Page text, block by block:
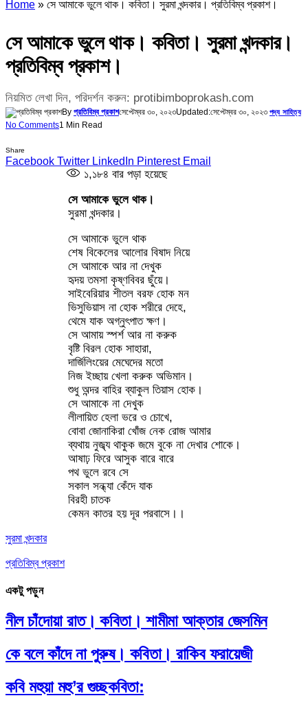
Home » সে আমাকে ভুলে থাক। কবিতা। সুরমা খন্দকার। প্রতিবিম্ব প্রকাশ।
সে আমাকে ভুলে থাক। কবিতা। সুরমা খন্দকার।
প্রতিবিম্ব প্রকাশ।
নিয়মিত লেখা দিন, পরিদর্শন করুন: protibimboprokash.com
By প্রতিবিম্ব প্রকাশসেপ্টেম্বর ৩০, ২০২৩Updated:সেপ্টেম্বর ৩০, ২০২৩ পদ্য সাহিত্য
No Comments1 Min Read
Share
Facebook Twitter LinkedIn Pinterest Email
১,১৮৪ বার পড়া হয়েছে
সে আমাকে ভুলে থাক।
সুরমা খন্দকার।
সে আমাকে ভুলে থাক
শেষ বিকেলের আলোর বিষাদ নিয়ে
সে আমাকে আর না দেখুক
হৃদয় তমসা কৃষ্ণবিবর ছুঁয়ে।
সাইবেরিয়ার শীতল বরফ হোক মন
ভিসুভিয়াস না হোক শরীরে দেহে,
থেমে যাক অগ্নুৎপাত ক্ষণ।
সে আমায় স্পর্শ আর না করুক
বৃষ্টি বিরল হোক সাহারা,
দার্জিলিংয়ের মেঘেদের মতো
নিজ ইচ্ছায় খেলা করুক অভিমান।
শুধু অন্দর বাহির ব্যাকুল তিয়াস হোক।
সে আমাকে না দেখুক
লীলায়িত হেলা ভরে ও চোখে,
বোবা জোনাকিরা খোঁজ নেক রোজ আমার
ব্যথায় নুজ্ব্য থাকুক জমে বুকে না দেখার শোকে।
আষাঢ় ফিরে আসুক বারে বারে
পথ ভুলে রবে সে
সকাল সন্ধ্যা কেঁদে যাক
বিরহী চাতক
কেমন কাতর হয় দূর পরবাসে।।
সুরমা খন্দকার
প্রতিবিম্ব প্রকাশ
একটু পড়ুন
নীল চাঁদোয়া রাত। কবিতা। শামীমা আক্তার জেসমিন
কে বলে কাঁদে না পুরুষ। কবিতা। রাকিব ফরায়েজী
কবি মহুয়া মহু’র গুচ্ছকবিতা: